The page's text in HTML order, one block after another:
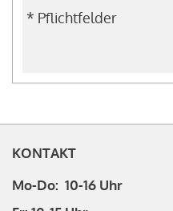
* Pflichtfelder
KONTAKT
Mo-Do: 10-16 Uhr